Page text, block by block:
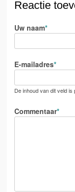
Reactie
Uw naam
E-mailadres
De inhoud van dit veld
Commentaar